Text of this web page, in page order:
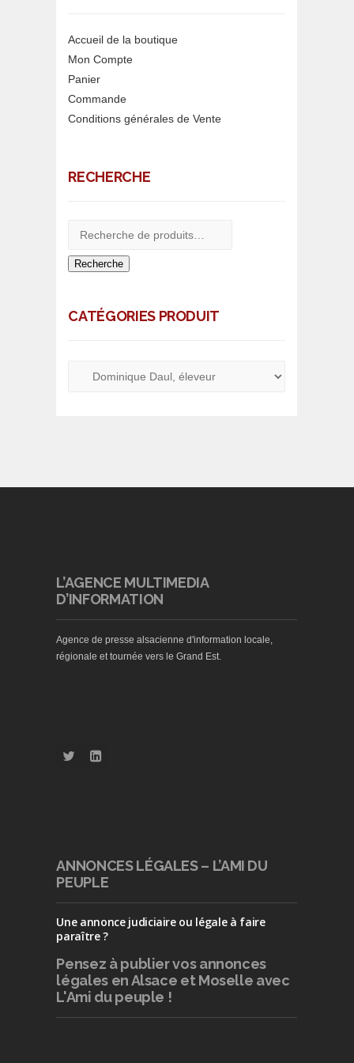
Accueil de la boutique
Mon Compte
Panier
Commande
Conditions générales de Vente
RECHERCHE
Recherche
CATÉGORIES PRODUIT
L’AGENCE MULTIMEDIA
D’INFORMATION
Agence de presse alsacienne d'information locale,
régionale et tournée vers le Grand Est.
ANNONCES LÉGALES – L’AMI DU
PEUPLE
Une annonce judiciaire ou légale à faire
paraître ?
Pensez à publiervos annonces
légales en Alsace et Moselle avec
L'Ami du peuple !